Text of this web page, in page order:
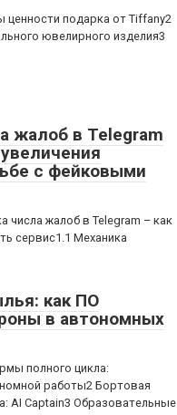
подарка от Tiffany2
ювелирного изделия3
жалоб в Telegram
с фейковыми
числа жалоб в Telegram – как
сервис1.1 Механика
как ПО
в автономных
полного цикла:
работы2 Бортовая
AI Captain3 Образовательные